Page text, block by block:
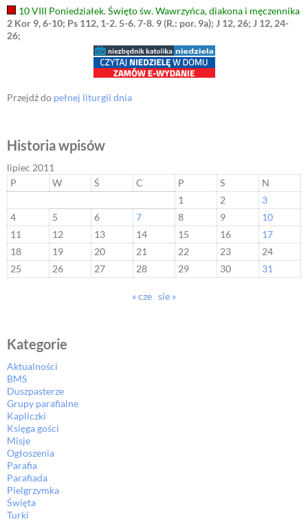
10 VIII Poniedziałek. Święto św. Wawrzyńca, diakona i męczennika
2 Kor 9, 6-10; Ps 112, 1-2. 5-6. 7-8. 9 (R.: por. 9a); J 12, 26; J 12, 24-
26;
Przejdź do pełnej liturgii dnia
Historia wpisów
lipiec 2011
P
W Ś C P S
N
1
2
3
4
5 6 7 8 9
10
11
12 13 14 15 16
17
18
19 20 21 22 23
24
25
26 27 28 29 30 31
« cze sie »
Kategorie
Aktualności
BMS
Duszpasterze
Grupy parafialne
Kapliczki
Księga gości
Misje
Ogłoszenia
Parafia
Parafiada
Pielgrzymka
Święta
Turki